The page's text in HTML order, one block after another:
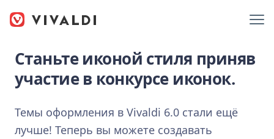
Станьте иконой стиля приняв
участие в конкурсе иконок.
Темы оформления в Vivaldi 6.0 стали ещё
лучше! Теперь вы можете создавать